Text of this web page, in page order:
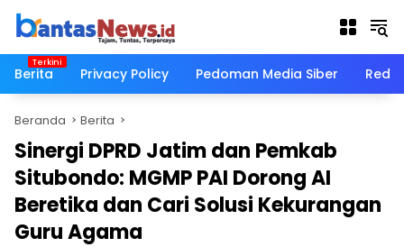
Langsung
Berita
Privacy Policy Pedoman Media Siber
Beranda Berita
Sinergi DPRD Jatim dan Pemkab
Situbondo: MGMP PAI Dorong AI
Beretika dan Cari Solusi Kekurangan
Guru Agama